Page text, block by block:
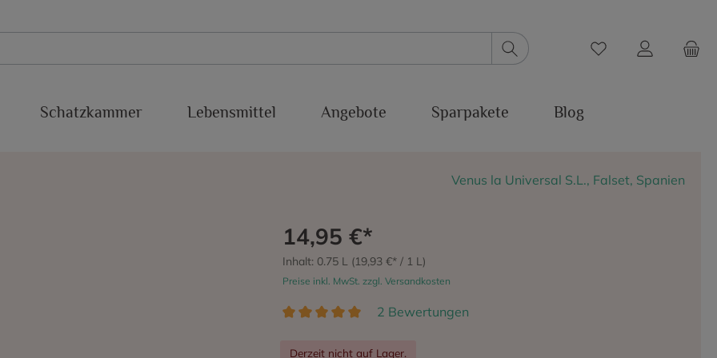
Schatzkammer Lebensmittel Angebote Sparpakete Blog
Venus la Universal S.L., Falset, Spanien
14,95 €*
Inhalt: 0.75 L (19,93 €* / 1 L)
Preise inkl. MwSt. zzgl. Versandkosten
2 Bewertungen
Derzeit nicht auf Lager.